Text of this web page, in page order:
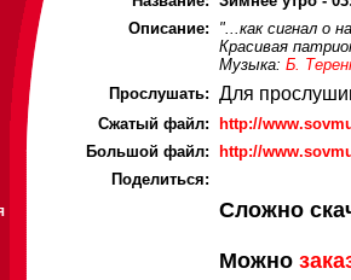
Описание:
"...как сигнал о
Красивая
Музыка: Б.
Прослушать: Для
Cжатый файл:
http://
Большой файл:
http://
Поделиться:
Сложно
Можно